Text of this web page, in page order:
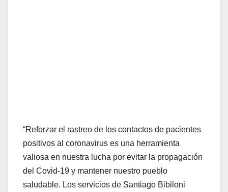
“Reforzar el rastreo de los contactos de pacientes
positivos al coronavirus es una herramienta
valiosa en nuestra lucha por evitar la propagación
del Covid-19 y mantener nuestro pueblo
saludable. Los servicios de Santiago Bibiloni